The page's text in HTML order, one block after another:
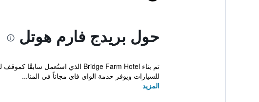
حول بريدج فارم هوتل
للسيارات ويوفر خدمة الواي فاي مجاناً في المنا...
المزيد